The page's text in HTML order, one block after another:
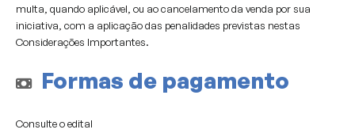
multa, quando aplicável, ou ao cancelamento da venda por sua
iniciativa, com a aplicação das penalidades previstas nestas
Considerações Importantes.
Formas de pagamento
Consulte o edital